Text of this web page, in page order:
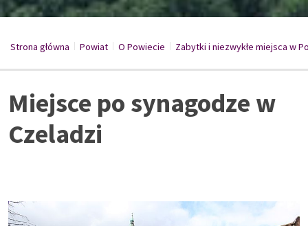
Strona główna /
Powiat /
O Powiecie /
Zabytki i niezwykłe miejsca w
Miejsce po synagodze w
Czeladzi